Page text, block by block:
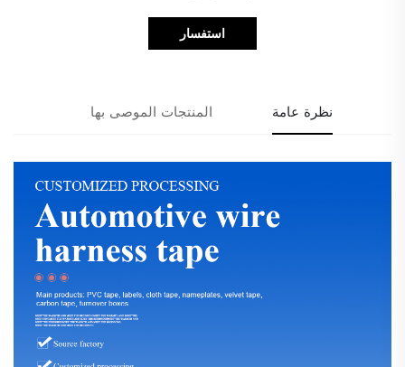
استفسار
نظرة عامة المنتجات الموصى بها